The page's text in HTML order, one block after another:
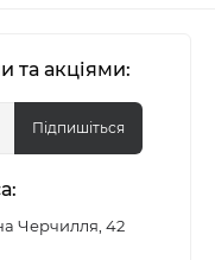
та акціями:
Підпишіться
Черчилля, 42